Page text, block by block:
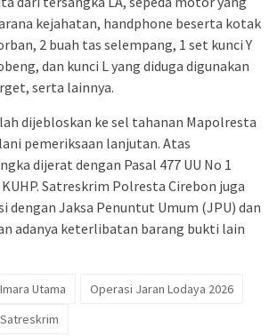
kejahatan, handphone beserta kotak
2 buah tas selempang, 1 set kunci Y
dan kunci L yang diduga digunakan
serta lainnya.
dijebloskan ke sel tahanan Mapolresta
pemeriksaan lanjutan. Atas
dijerat dengan Pasal 477 UU No 1
Satreskrim Polresta Cirebon juga
dengan Jaksa Penuntut Umum (JPU) dan
adanya keterlibatan barang bukti lain
Utama
Operasi Jaran Lodaya 2026
Satreskrim